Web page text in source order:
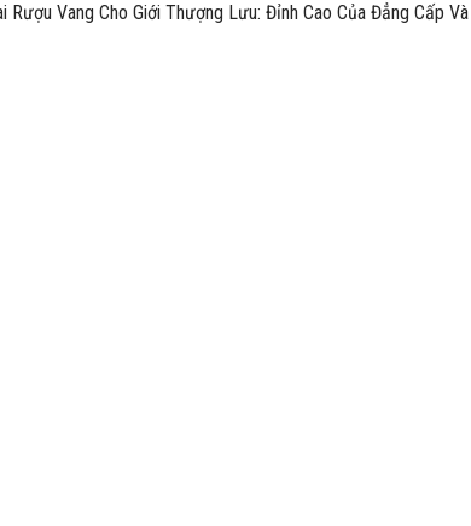
Rượu Vang Cho Giới Thượng Lưu: Đỉnh Cao Của Đẳng Cấp